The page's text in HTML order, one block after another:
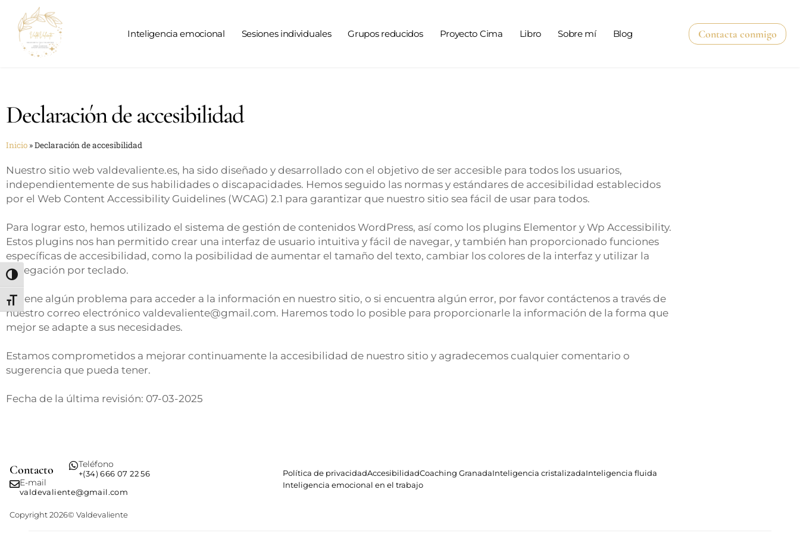
Alternar alto contraste
Alternar tamaño de letra
Inteligencia emocional Sesiones individuales Grupos reducidos Proyecto Cima Libro Sobre mí Blog Contacta conmigo
Declaración de accesibilidad
Inicio »Declaración de accesibilidad
Nuestro sitio web valdevaliente.es, ha sido diseñado y desarrollado con el objetivo de ser accesible para todos los usuarios,
independientemente de sus habilidades o discapacidades. Hemos seguido las normas y estándares de accesibilidad establecidos
por el Web Content Accessibility Guidelines (WCAG) 2.1 para garantizar que nuestro sitio sea fácil de usar para todos.
Para lograr esto, hemos utilizado el sistema de gestión de contenidos WordPress, así como los plugins Elementor y Wp Accessibility.
Estos plugins nos han permitido crear una interfaz de usuario intuitiva y fácil de navegar, y también han proporcionado funciones
específicas de accesibilidad, como la posibilidad de aumentar el tamaño del texto, cambiar los colores de la interfaz y utilizar la
navegación por teclado.
Si tiene algún problema para acceder a la información en nuestro sitio, o si encuentra algún error, por favor contáctenos a través de
nuestro correo electrónico valdevaliente@gmail.com. Haremos todo lo posible para proporcionarle la información de la forma que
mejor se adapte a sus necesidades.
Estamos comprometidos a mejorar continuamente la accesibilidad de nuestro sitio y agradecemos cualquier comentario o
sugerencia que pueda tener.
Fecha de la última revisión: 07-03-2025
Contacto
Teléfono
+(34) 666 07 22 56
E-mail
valdevaliente@gmail.com
Política de privacidadAccesibilidadCoaching GranadaInteligencia cristalizadaInteligencia fluida
Inteligencia emocional en el trabajo
Copyright 2026© Valdevaliente